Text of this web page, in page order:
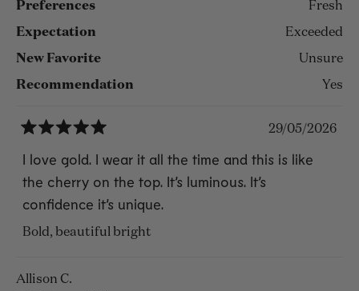
Preferences Fresh
Expectation Exceeded
New Favorite Unsure
Recommendation Yes
5
sur
5
29/05/2026
I love gold. I wear it all the time and this is like
the cherry on the top. It’s luminous. It’s
confidence it’s unique.
Bold, beautiful bright
Allison C.